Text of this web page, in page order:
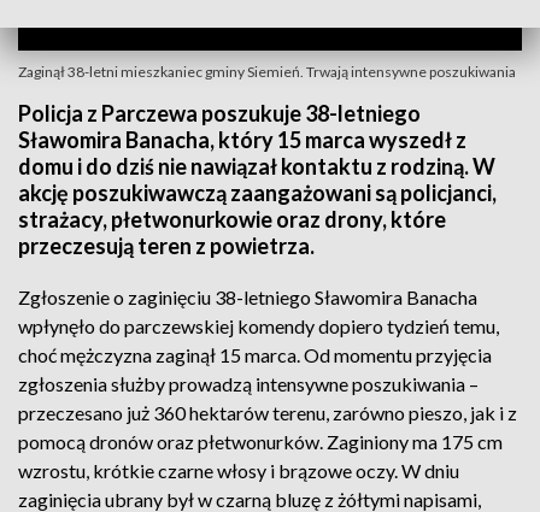
Zaginął 38-letni mieszkaniec gminy Siemień. Trwają intensywne poszukiwania
Policja z Parczewa poszukuje 38-letniego
Sławomira Banacha, który 15 marca wyszedł z
domu i do dziś nie nawiązał kontaktu z rodziną. W
akcję poszukiwawczą zaangażowani są policjanci,
strażacy, płetwonurkowie oraz drony, które
przeczesują teren z powietrza.
Zgłoszenie o zaginięciu 38-letniego Sławomira Banacha
wpłynęło do parczewskiej komendy dopiero tydzień temu,
choć mężczyzna zaginął 15 marca. Od momentu przyjęcia
zgłoszenia służby prowadzą intensywne poszukiwania –
przeczesano już 360 hektarów terenu, zarówno pieszo, jak i z
pomocą dronów oraz płetwonurków. Zaginiony ma 175 cm
wzrostu, krótkie czarne włosy i brązowe oczy. W dniu
zaginięcia ubrany był w czarną bluzę z żółtymi napisami,